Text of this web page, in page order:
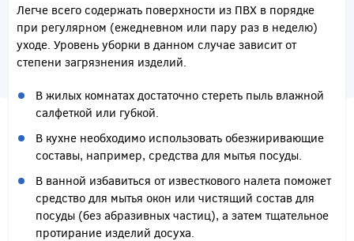
Легче всего содержать поверхности из ПВХ в порядке
при регулярном (ежедневном или пару раз в неделю)
уходе. Уровень уборки в данном случае зависит от
степени загрязнения изделий.
В жилых комнатах достаточно стереть пыль влажной
салфеткой или губкой.
В кухне необходимо использовать обезжиривающие
составы, например, средства для мытья посуды.
В ванной избавиться от известкового налета поможет
средство для мытья окон или чистящий состав для
посуды (без абразивных частиц), а затем тщательное
протирание изделий досуха.